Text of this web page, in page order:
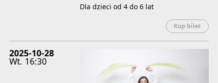
Dla dzieci od 4 do 6 lat
Kup bilet
2025-10-28
Wt. 16:30